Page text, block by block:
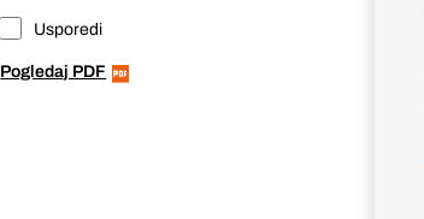
Usporedi
Pogledaj PDF